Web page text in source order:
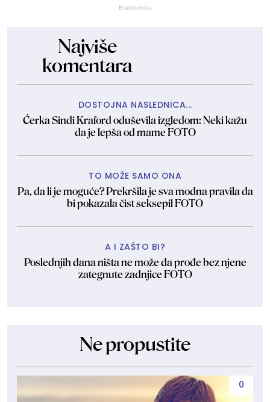
Brainberries
Najviše
komentara
DOSTOJNA NASLEDNICA...
Ćerka Sindi Kraford oduševila izgledom: Neki kažu
da je lepša od mame FOTO
TO MOŽE SAMO ONA
Pa, da li je moguće? Prekršila je sva modna pravila da
bi pokazala čist seksepil FOTO
A I ZAŠTO BI?
Poslednjih dana ništa ne može da prođe bez njene
zategnute zadnjice FOTO
Ne propustite
0